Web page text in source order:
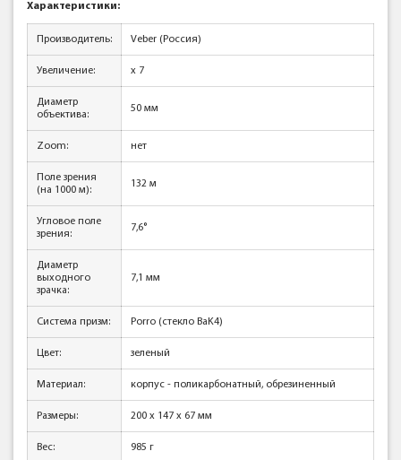
Характеристики:
Производитель: Veber (Россия)
Увеличение: x 7
Диаметр
объектива:
50 мм
Zoom: нет
Поле зрения
(на 1000 м):
132 м
Угловое поле
зрения:
7,6°
Диаметр
выходного
зрачка:
7,1 мм
Система призм: Porro (стекло BaK4)
Цвет: зеленый
Материал: корпус - поликарбонатный, обрезиненный
Размеры: 200 x 147 x 67 мм
Вес: 985 г